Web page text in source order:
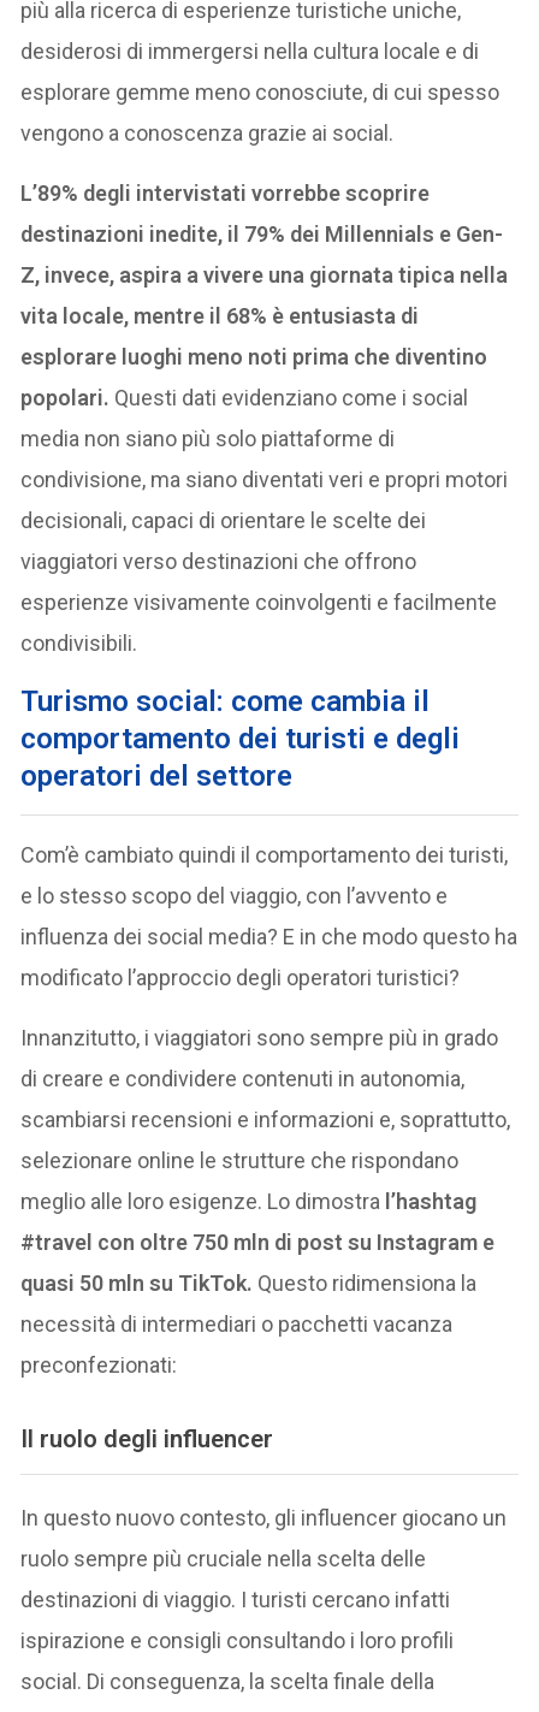
più alla ricerca di esperienze turistiche uniche,
desiderosi di immergersi nella cultura locale e di
esplorare gemme meno conosciute, di cui spesso
vengono a conoscenza grazie ai social.
L’89% degli intervistati vorrebbe scoprire
destinazioni inedite, il 79% dei Millennials e Gen-
Z, invece, aspira a vivere una giornata tipica nella
vita locale, mentre il 68% è entusiasta di
esplorare luoghi meno noti prima che diventino
popolari. Questi dati evidenziano come i social
media non siano più solo piattaforme di
condivisione, ma siano diventati veri e propri motori
decisionali, capaci di orientare le scelte dei
viaggiatori verso destinazioni che offrono
esperienze visivamente coinvolgenti e facilmente
condivisibili.
Turismo social: come cambia il
comportamento dei turisti e degli
operatori del settore
Com’è cambiato quindi il comportamento dei turisti,
e lo stesso scopo del viaggio, con l’avvento e
influenza dei social media? E in che modo questo ha
modificato l’approccio degli operatori turistici?
Innanzitutto, i viaggiatori sono sempre più in grado
di creare e condividere contenuti in autonomia,
scambiarsi recensioni e informazioni e, soprattutto,
selezionare online le strutture che rispondano
meglio alle loro esigenze. Lo dimostra l’hashtag
#travel con oltre 750 mln di post su Instagram e
quasi 50 mln su TikTok. Questo ridimensiona la
necessità di intermediari o pacchetti vacanza
preconfezionati:
Il ruolo degli influencer
In questo nuovo contesto, gli influencer giocano un
ruolo sempre più cruciale nella scelta delle
destinazioni di viaggio. I turisti cercano infatti
ispirazione e consigli consultando i loro profili
social. Di conseguenza, la scelta finale della